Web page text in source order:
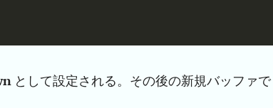
として設定される。その後の新規バッファで